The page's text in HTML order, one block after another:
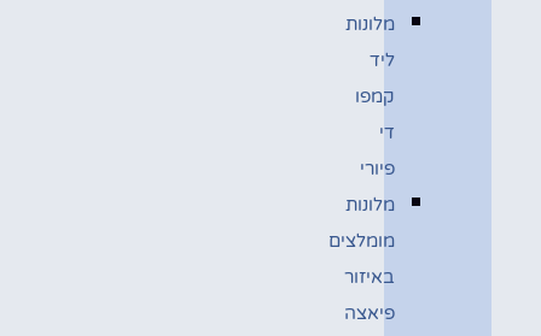
מלונות
ליד
קמפו
די
פיורי
מלונות
מומלצים
באיזור
פיאצה